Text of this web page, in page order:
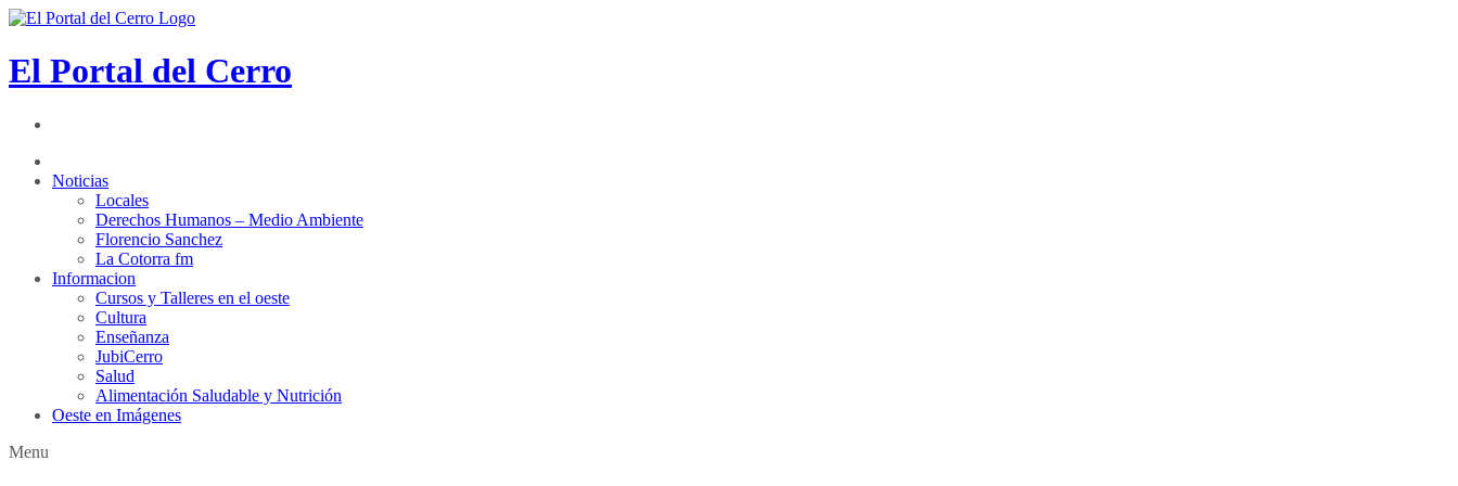
El Portal del Cerro
Noticias
Locales
Derechos Humanos – Medio Ambiente
Florencio Sanchez
La Cotorra fm
Informacion
Cursos y Talleres en el oeste
Cultura
Enseñanza
JubiCerro
Salud
Alimentación Saludable y Nutrición
Oeste en Imágenes
Menu